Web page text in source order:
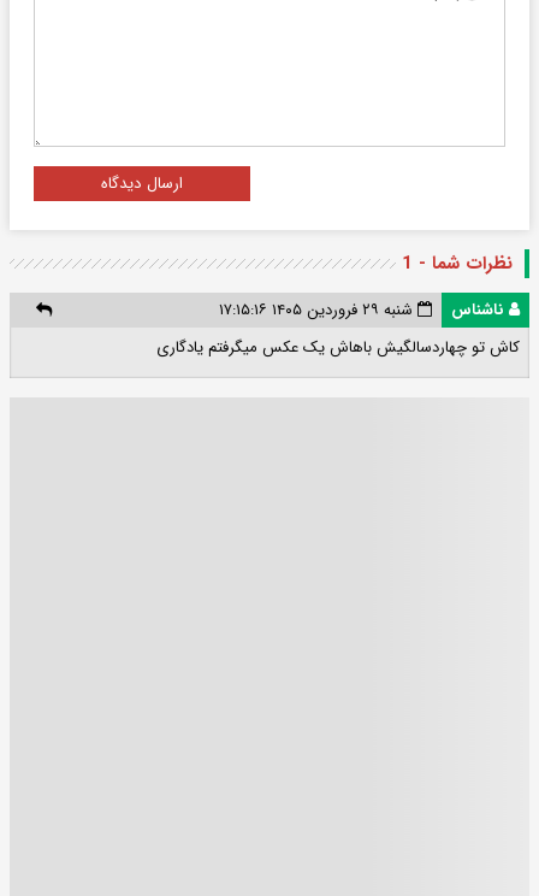
ارسال دیدگاه
نظرات شما - 1
ناشناس
شنبه ۲۹ فروردین ۱۴۰۵ ۱۷:۱۵:۱۶
کاش تو چهاردسالگیش باهاش یک عکس میگرفتم یادگاری